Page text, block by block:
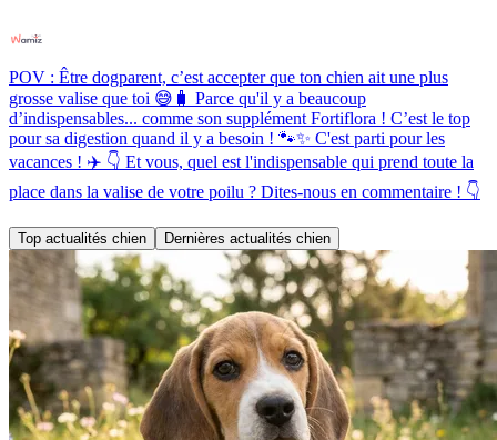
POV : Être dogparent, c’est accepter que ton chien ait une plus
grosse valise que toi 😅🧳 Parce qu'il y a beaucoup
d’indispensables... comme son supplément Fortiflora ! C’est le top
pour sa digestion quand il y a besoin ! 🐾✨ C'est parti pour les
vacances ! ✈️ 👇 Et vous, quel est l'indispensable qui prend toute la
place dans la valise de votre poilu ? Dites-nous en commentaire ! 👇
Top actualités chien Dernières actualités chien